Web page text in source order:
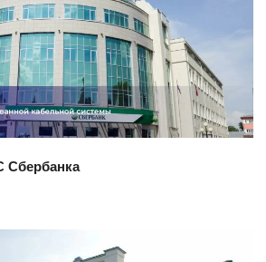
проект
Сбербанка